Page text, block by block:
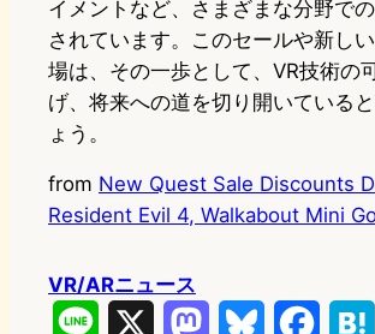
イメントなど、さまざまな分野で
されています。このセールや新し
場は、その一歩として、VR技術の
げ、将来への道を切り開いている
ょう。
from New Quest Sale Discounts
Resident Evil 4, Walkabout Mini
VR/ARニュース